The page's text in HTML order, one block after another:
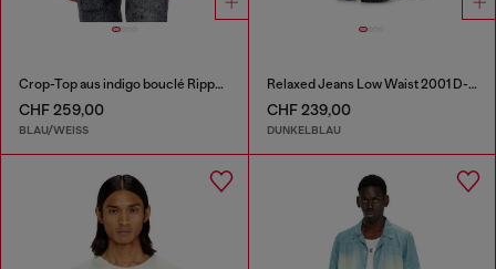
Crop-Top aus indigo bouclé Rippstrick
CHF 259,00
BLAU/WEISS
Relaxed Jeans Low Waist 2001 D-Macro
CHF 239,00
DUNKELBLAU